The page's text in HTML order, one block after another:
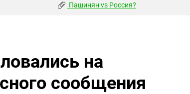
Пашинян vs Россия?
на
сообщения